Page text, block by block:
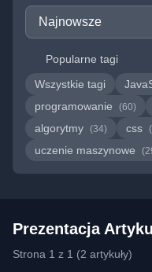
Popularne tagi
Wszystkie tagi
programowanie (60)
algorytmy (34) css
uczenie maszynowe
Prezentacja
Strona 1 z 1 (2 artykuły)